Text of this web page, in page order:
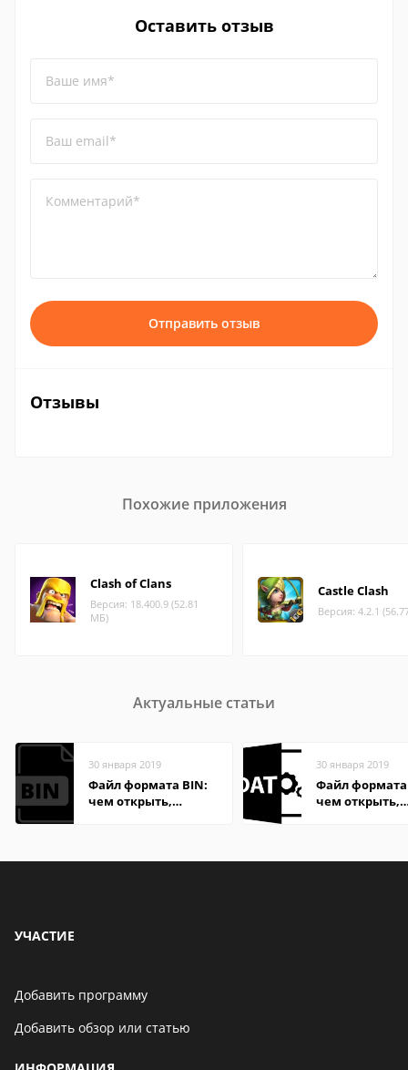
Оставить отзыв
Ваше имя*
Ваш email*
Комментарий*
Отправить отзыв
Отзывы
Похожие приложения
Clash of Clans
Версия: 18.400.9 (52.81
МБ)
Castle Clash
Версия: 4.2.1
Актуальные статьи
30 января 2019
Файл формата BIN:
чем открыть,
30 января 2019
Файл формата
чем открыть,
УЧАСТИЕ
Добавить программу
Добавить обзор или статью